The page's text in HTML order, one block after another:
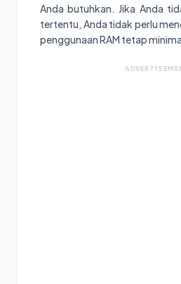
Anda butuhkan. Jika Anda
tertentu, Anda tidak perlu
penggunaan RAM tetap